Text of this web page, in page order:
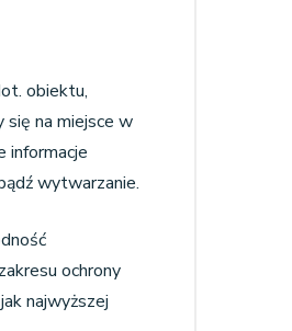
obiektu,
na miejsce w
informacje
wytwarzanie.
ochrony
najwyższej